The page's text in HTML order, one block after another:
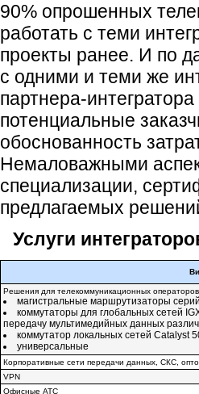
90% опрошенных
работать с теми
проекты ранее. И по
с одними и теми же
партнера-интегратора
потенциальные
обоснованность
Немаловажными
специализации,
предлагаемых
Услуги
Решения для телекоммуникационных
магистральные маршрутизаторы
коммутаторы для глобальных сетей
передачу мультимедийных данных
коммутатор локальных сетей Catalyst
универсальные
Корпоративные сети передачи данных, СКС,
VPN
Офисные АТС